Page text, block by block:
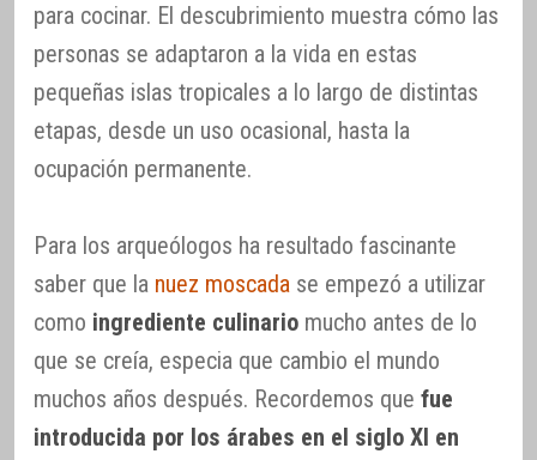
para cocinar. El descubrimiento muestra cómo las
personas se adaptaron a la vida en estas
pequeñas islas tropicales a lo largo de distintas
etapas, desde un uso ocasional, hasta la
ocupación permanente.
Para los arqueólogos ha resultado fascinante
saber que la nuez moscada se empezó a utilizar
como ingrediente culinario mucho antes de lo
que se creía, especia que cambio el mundo
muchos años después. Recordemos que fue
introducida por los árabes en el siglo XI en